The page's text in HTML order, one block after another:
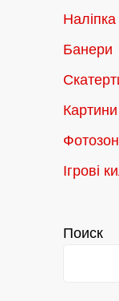
Наліпка
Банери
Картини
Ігрові
Поиск